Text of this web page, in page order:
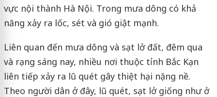
vực nội thành Hà Nội. Trong mưa dông có khả
năng xảy ra lốc, sét và gió giật mạnh.
Liên quan đến mưa dông và sạt lở đất, đêm qua
và rạng sáng nay, nhiều nơi thuộc tỉnh Bắc Kạn
liên tiếp xảy ra lũ quét gây thiệt hại nặng nề.
Theo người dân ở đây, lũ quét, sạt lở giống như ở